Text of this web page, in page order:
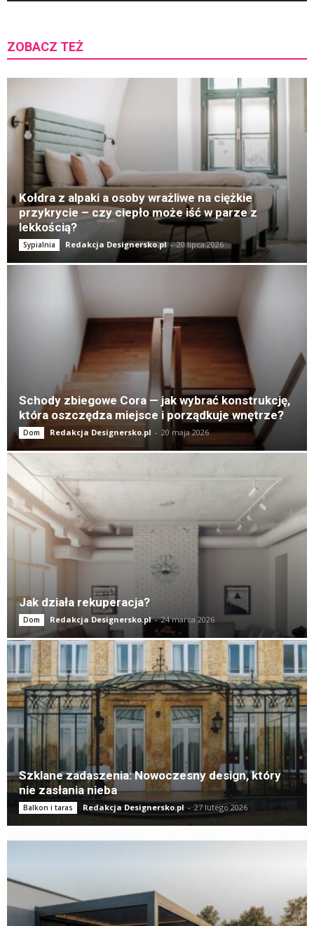
ZOBACZ TEŻ
Kołdra z alpaki a osoby wrażliwe na ciężkie
przykrycie – czy ciepło może iść w parze z
lekkością?
Sypialnia Redakcja Designersko.pl - 20 lipca 2026
Schody zbiegowe Cora — jak wybrać konstrukcję,
która oszczędza miejsce i porządkuje wnętrze?
Dom Redakcja Designersko.pl - 20 maja 2026
Jak działa rekuperacja?
Dom Redakcja Designersko.pl - 24 marca 2026
Szklane zadaszenia: Nowoczesny design, który
nie zasłania nieba
Balkon i taras Redakcja Designersko.pl - 27 lutego 2026